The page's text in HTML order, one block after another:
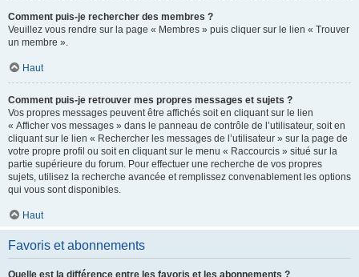
Comment puis-je rechercher des membres ?
Veuillez vous rendre sur la page « Membres » puis cliquer sur le lien « Trouver
un membre ».
Haut
Comment puis-je retrouver mes propres messages et sujets ?
Vos propres messages peuvent être affichés soit en cliquant sur le lien
« Afficher vos messages » dans le panneau de contrôle de l’utilisateur, soit en
cliquant sur le lien « Rechercher les messages de l’utilisateur » sur la page de
votre propre profil ou soit en cliquant sur le menu « Raccourcis » situé sur la
partie supérieure du forum. Pour effectuer une recherche de vos propres
sujets, utilisez la recherche avancée et remplissez convenablement les options
qui vous sont disponibles.
Haut
Favoris et abonnements
Quelle est la différence entre les favoris et les abonnements ?